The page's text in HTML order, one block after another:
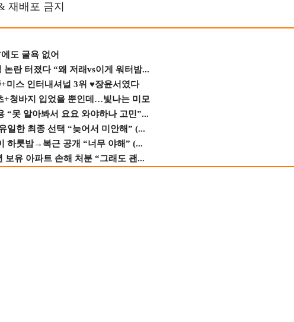
재배포 금지
도 굴욕 없어
란 터졌다 “왜 저래vs이게 워터밤...
미스 인터내셔널 3위 ♥장윤서였다
+청바지 입었을 뿐인데…빛나는 미모
못 알아봐서 요요 와야하나 고민”...
한 최종 선택 “늦어서 미안해” (...
하룻밤→복근 공개 “너무 야해” (...
보유 아파트 손해 처분 “그래도 괜...